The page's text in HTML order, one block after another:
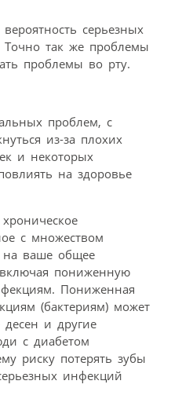
серьезных
Точно так же проблемы
проблемы во рту.
проблем, с
из-за плохих
и некоторых
на здоровье
с множеством
ваше общее
пониженную
Пониженная
(бактериям) может
десен и другие
с диабетом
риску потерять зубы
инфекций